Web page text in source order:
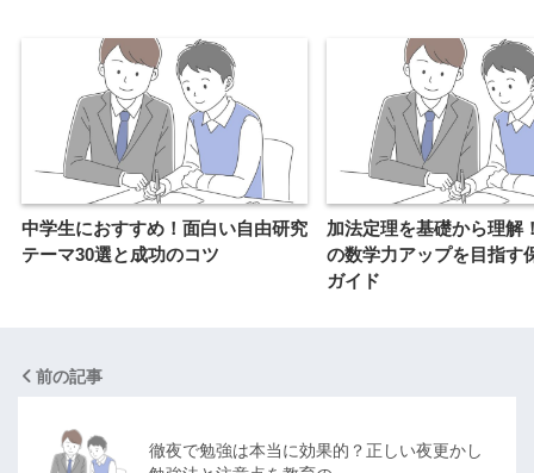
中学生におすすめ！面白い自由研究
テーマ30選と成功のコツ
加法定理を基礎から理解
の数学力アップを目指す
ガイド
前の記事
徹夜で勉強は本当に効果的？正しい夜更かし